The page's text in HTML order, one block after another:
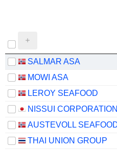
SALMAR ASA
MOWI ASA
LEROY SEAFOOD
NISSUI CORPORATION
THAI UNION GROUP